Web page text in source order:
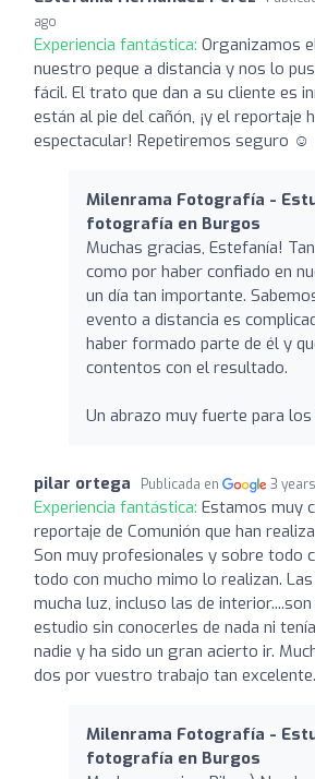
ago
Experiencia fantástica: Organizamos
nuestro peque a distancia y nos lo
fácil. El trato que dan a su cliente es
están al pie del cañón, ¡y el reportaje
espectacular! Repetiremos seguro ☺️
Milenrama Fotografía -
fotografía en Burgos
Muchas gracias, Estefanía!
como por haber confiado en
un día tan importante.
evento a distancia es
haber formado parte de él y
contentos con el resultado.
Un abrazo muy fuerte para los
pilar ortega Publicada en 3
Experiencia fantástica: Estamos muy
reportaje de Comunión que han
Son muy profesionales y sobre todo
todo con mucho mimo lo realizan.
mucha luz, incluso las de
estudio sin conocerles de nada ni
nadie y ha sido un gran acierto ir.
dos por vuestro trabajo tan excelente.
Milenrama Fotografía -
fotografía en Burgos